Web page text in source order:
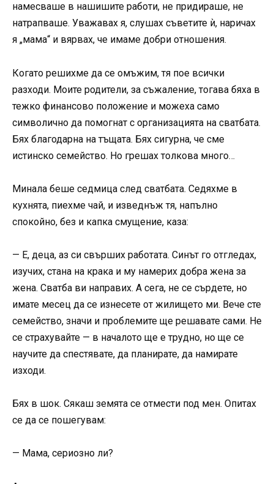
намесваше в нашишите работи, не придираше, не
натрапваше. Уважавах я, слушах съветите ѝ, наричах
я „мама“ и вярвах, че имаме добри отношения.
Когато решихме да се омъжим, тя пое всички
разходи. Моите родители, за съжаление, тогава бяха в
тежко финансово положение и можеха само
символично да помогнат с организацията на сватбата.
Бях благодарна на тъщата. Бях сигурна, че сме
истинско семейство. Но грешах толкова много…
Минала беше седмица след сватбата. Седяхме в
кухнята, пиехме чай, и изведнъж тя, напълно
спокойно, без и капка смущение, каза:
— Е, деца, аз си свърших работата. Синът го отгледах,
изучих, стана на крака и му намерих добра жена за
жена. Сватба ви направих. А сега, не се сърдете, но
имате месец да се изнесете от жилището ми. Вече сте
семейство, значи и проблемите ще решавате сами. Не
се страхувайте — в началото ще е трудно, но ще се
научите да спестявате, да планирате, да намирате
изходи.
Бях в шок. Сякаш земята се отмести под мен. Опитах
се да се пошегувам:
— Мама, сериозно ли?